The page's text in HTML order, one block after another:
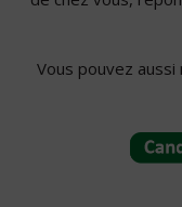
Vous pouvez